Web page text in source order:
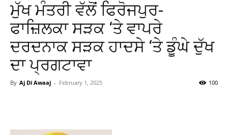
ਮੁੱਖ ਮੰਤਰੀ ਵੱਲੋਂ ਫਿਰੋਜਪੁਰ-
ਫਾਜ਼ਿਲਕਾ ਸੜਕ ‘ਤੇ ਵਾਪਰੇ
ਦਰਦਨਾਕ ਸੜਕ ਹਾਦਸੇ ‘ਤੇ ਡੂੰਘੇ ਦੁੱਖ
ਦਾ ਪ੍ਰਗਟਾਵਾ
By Aj Di Awaaj - February 1, 2025 100